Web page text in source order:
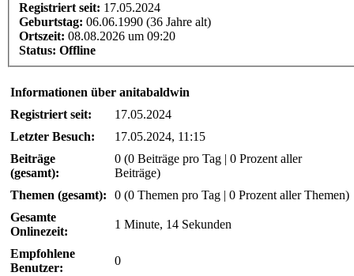
Registriert seit: 17.05.2024
Geburtstag: 06.06.1990 (36 Jahre alt)
Ortszeit: 08.08.2026 um 09:20
Status: Offline
Informationen über anitabaldwin
Registriert seit:
17.05.2024
Letzter Besuch:
17.05.2024, 11:15
Beiträge
(gesamt):
0 (0 Beiträge pro Tag | 0 Prozent aller
Beiträge)
Themen (gesamt):
0 (0 Themen pro Tag | 0 Prozent aller Themen)
Gesamte
Onlinezeit:
1 Minute, 14 Sekunden
Empfohlene
Benutzer:
0